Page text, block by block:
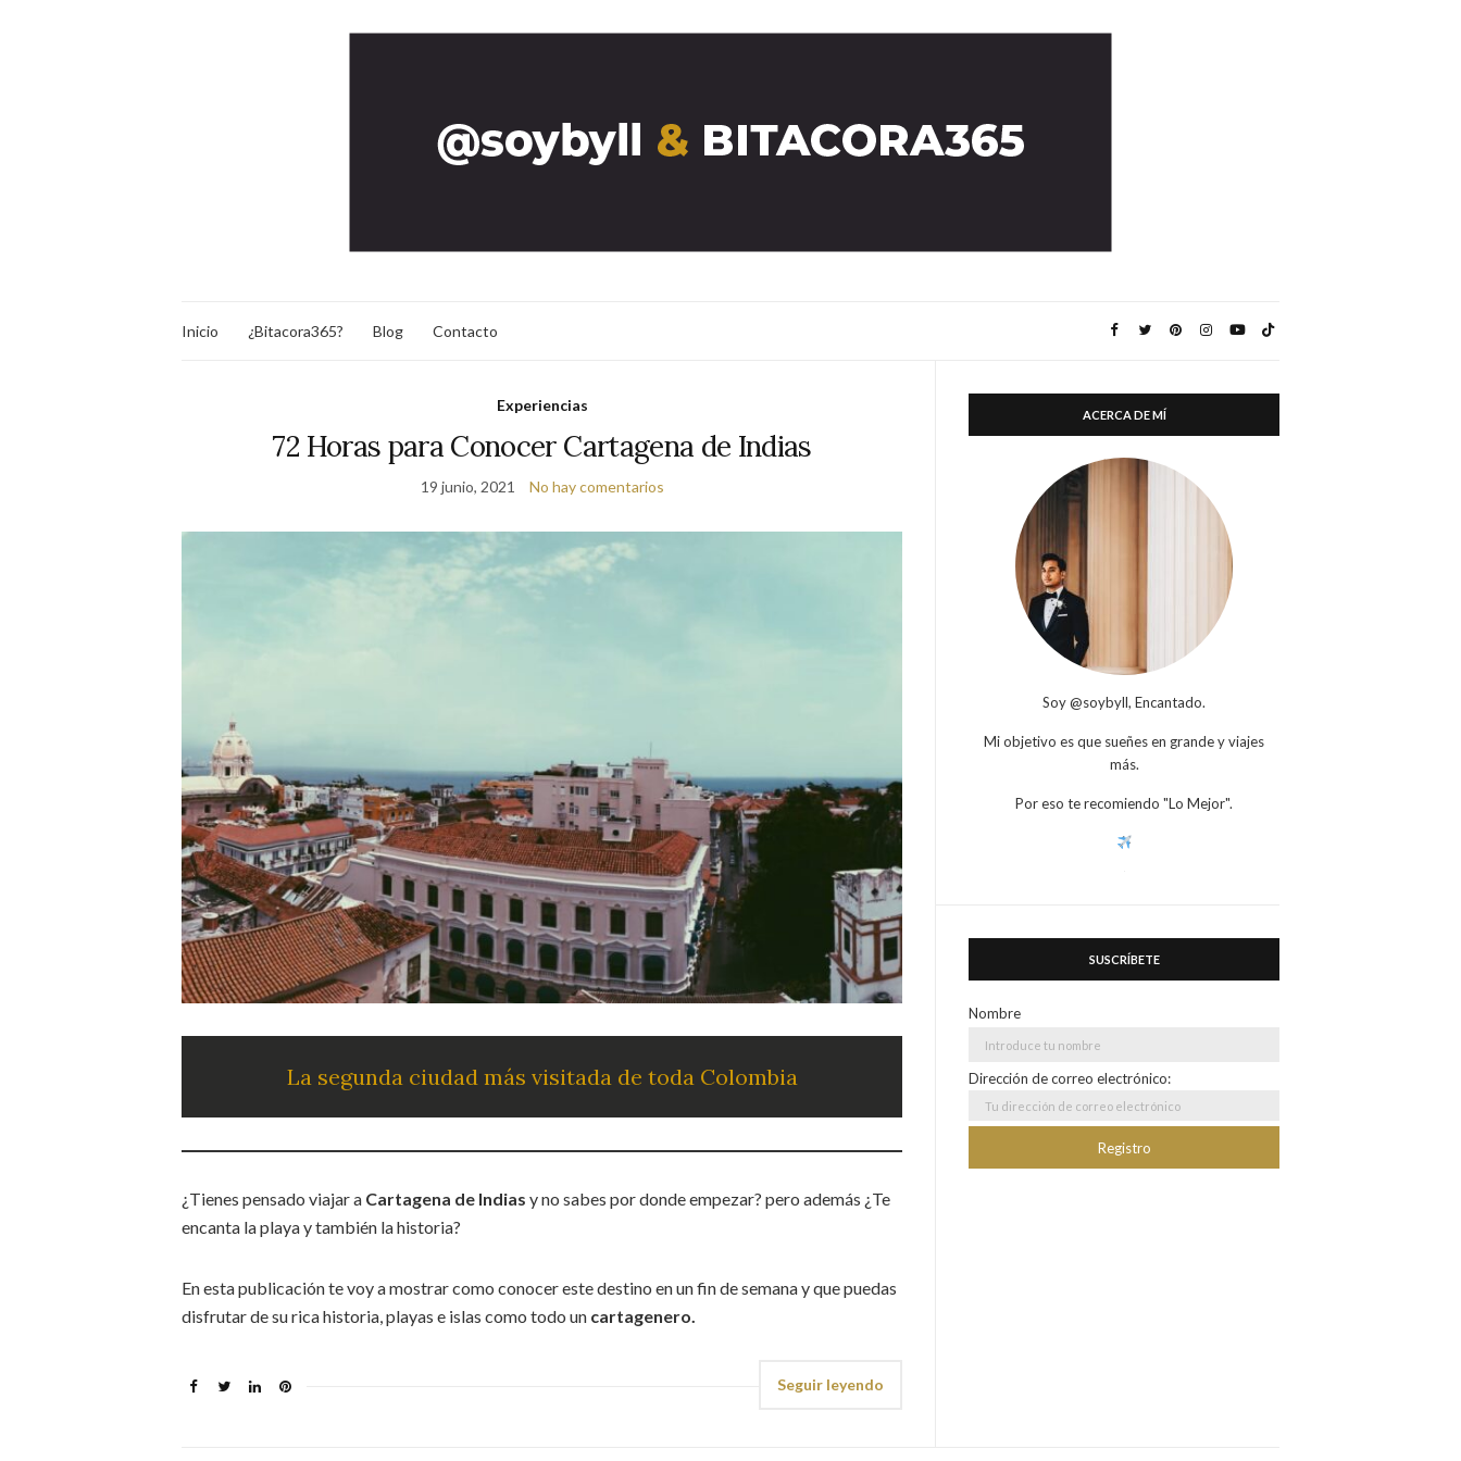
Inicio ¿Bitacora365? Blog Contacto
Experiencias
72 Horas para Conocer Cartagena de Indias
19 junio, 2021 No hay comentarios
La segunda ciudad más visitada de toda Colombia
¿Tienes pensado viajar a Cartagena de Indias y no sabes por donde empezar? pero además ¿Te
encanta la playa y también la historia?
En esta publicación te voy a mostrar como conocer este destino en un fin de semana y que puedas
disfrutar de su rica historia, playas e islas como todo un cartagenero.
Seguir leyendo
ACERCA DE MÍ
Soy @soybyll, Encantado.
Mi objetivo es que sueñes en grande y viajes
más.
Por eso te recomiendo "Lo Mejor".
SUSCRÍBETE
Nombre
Dirección de correo electrónico: